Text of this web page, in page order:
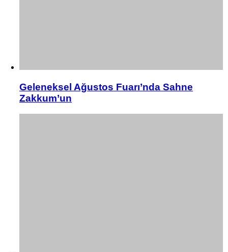
Geleneksel Ağustos Fuarı’nda Sahne
Zakkum’un